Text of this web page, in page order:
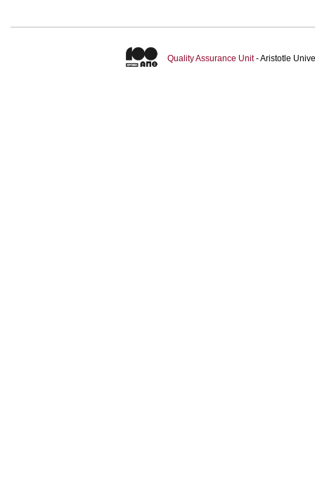
Quality Assurance Unit- Aristotle